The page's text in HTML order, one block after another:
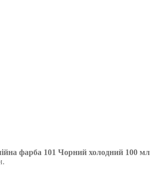
фарба 101 Чорний холодний 100 мл